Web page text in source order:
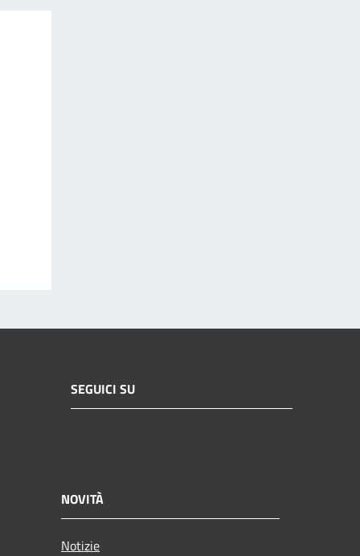
SEGUICI SU
NOVITÀ
Notizie